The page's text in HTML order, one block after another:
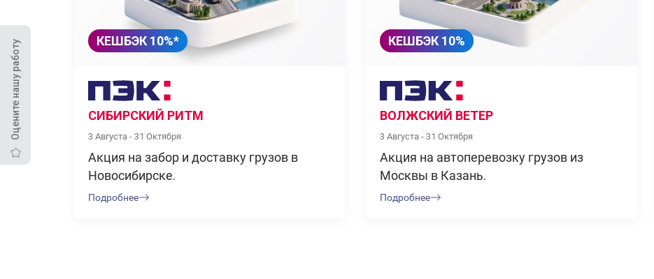
Оцените нашу работу КЕШБЭК 10%*
СИБИРСКИЙ РИТМ
3 Августа - 31 Октября
Акция на забор и доставку грузов в
Новосибирске.
Подробнее
КЕШБЭК 10%
ВОЛЖСКИЙ ВЕТЕР
3 Августа - 31 Октября
Акция на автоперевозку грузов из
Москвы в Казань.
Подробнее